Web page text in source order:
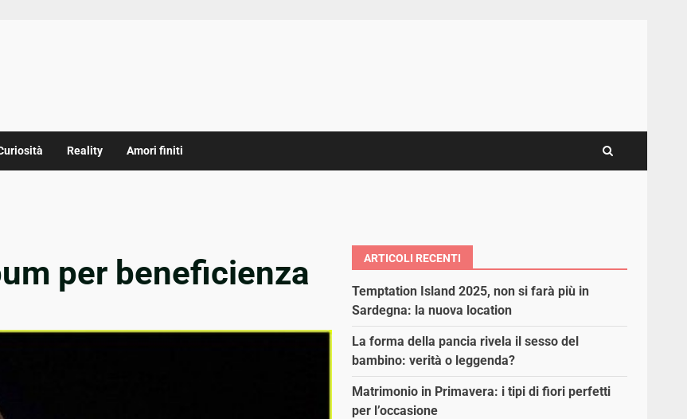
Reality Amori finiti
per beneficienza ARTICOLI RECENTI
Temptation Island 2025, non si farà più in
Sardegna: la nuova location
La forma della pancia rivela il sesso del
bambino: verità o leggenda?
Matrimonio in Primavera: i tipi di fiori perfetti
per l’occasione